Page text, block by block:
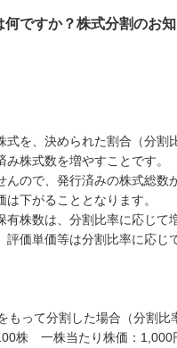
何ですか？株式分割のお
式を、決められた割合（分割
株式数を増やすことです。
んので、発行済みの株式総数
下がることとなります。
有株数は、分割比率に応じて
評価単価等は分割比率に応じ
もって分割した場合（分割比
株 一株当たり株価：1,000